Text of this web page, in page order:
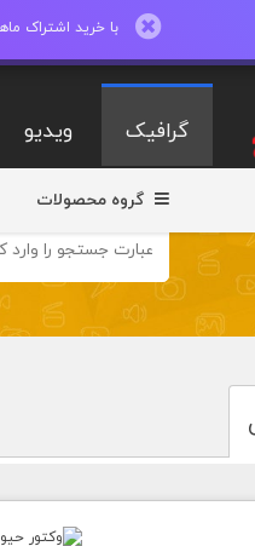
با خرید اشتراک ماهیانه تا 600 طرح لایه باز، وکتور، عکس، فایل
گرافیک ویدیو
گروه محصولات